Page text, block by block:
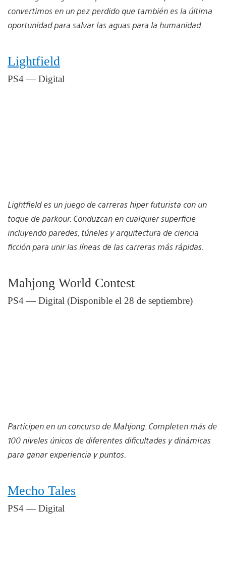
convertimos en un pez perdido que también es la última
oportunidad para salvar las aguas para la humanidad.
Lightfield
PS4 — Digital
Lightfield es un juego de carreras hiper futurista con un
toque de parkour. Conduzcan en cualquier superficie
incluyendo paredes, túneles y arquitectura de ciencia
ficción para unir las líneas de las carreras más rápidas.
Mahjong World Contest
PS4 — Digital (Disponible el 28 de septiembre)
Participen en un concurso de Mahjong. Completen más de
100 niveles únicos de diferentes dificultades y dinámicas
para ganar experiencia y puntos.
Mecho Tales
PS4 — Digital